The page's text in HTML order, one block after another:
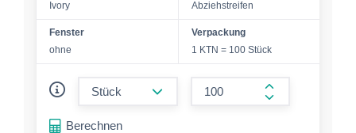
Ivory Abziehstreifen
Fenster
ohne
Verpackung
1 KTN = 100 Stück
form.increase-
Berechnen